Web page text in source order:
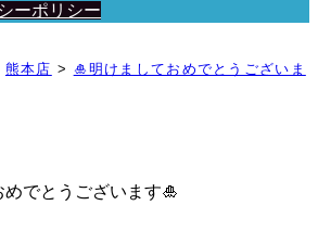
ーポリシー
中！
熊本店 > 🎍明けましておめでとうございま
でとうございます🎍